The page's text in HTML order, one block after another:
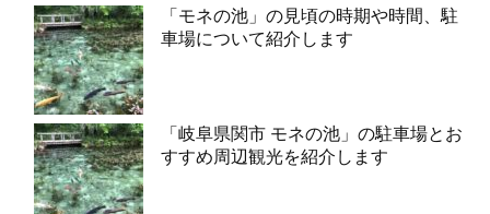
「モネの池」の見頃の時期や時間、駐
車場について紹介します
「岐阜県関市 モネの池」の駐車場とお
すすめ周辺観光を紹介します